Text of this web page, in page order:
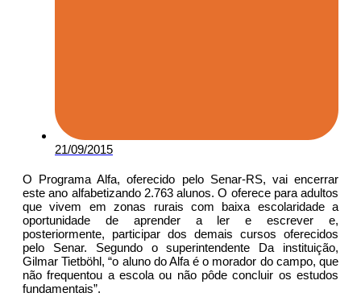
21/09/2015
O Programa Alfa, oferecido pelo Senar-RS, vai encerrar
este ano alfabetizando 2.763 alunos. O oferece para adultos
que vivem em zonas rurais com baixa escolaridade a
oportunidade de aprender a ler e escrever e,
posteriormente, participar dos demais cursos oferecidos
pelo Senar. Segundo o superintendente Da instituição,
Gilmar Tietböhl, “o aluno do Alfa é o morador do campo, que
não frequentou a escola ou não pôde concluir os estudos
fundamentais”.